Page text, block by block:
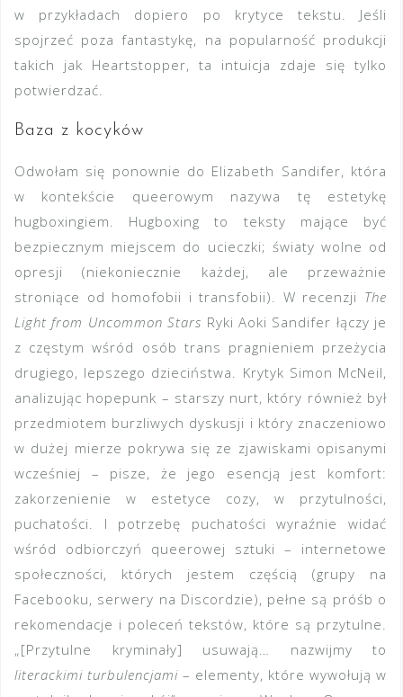
w przykładach dopiero po krytyce tekstu. Jeśli
spojrzeć poza fantastykę, na popularność produkcji
takich jak Heartstopper, ta intuicja zdaje się tylko
potwierdzać.
Baza z kocyków
Odwołam się ponownie do Elizabeth Sandifer, która
w kontekście queerowym nazywa tę estetykę
hugboxingiem. Hugboxing to teksty mające być
bezpiecznym miejscem do ucieczki; światy wolne od
opresji (niekoniecznie każdej, ale przeważnie
stroniące od homofobii i transfobii). W recenzji The
Light from Uncommon Stars Ryki Aoki Sandifer łączy je
z częstym wśród osób trans pragnieniem przeżycia
drugiego, lepszego dzieciństwa. Krytyk Simon McNeil,
analizując hopepunk – starszy nurt, który również był
przedmiotem burzliwych dyskusji i który znaczeniowo
w dużej mierze pokrywa się ze zjawiskami opisanymi
wcześniej – pisze, że jego esencją jest komfort:
zakorzenienie w estetyce cozy, w przytulności,
puchatości. I potrzebę puchatości wyraźnie widać
wśród odbiorczyń queerowej sztuki – internetowe
społeczności, których jestem częścią (grupy na
Facebooku, serwery na Discordzie), pełne są próśb o
rekomendacje i poleceń tekstów, które są przytulne.
„[Przytulne kryminały] usuwają… nazwijmy to
literackimi turbulencjami – elementy, które wywołują w